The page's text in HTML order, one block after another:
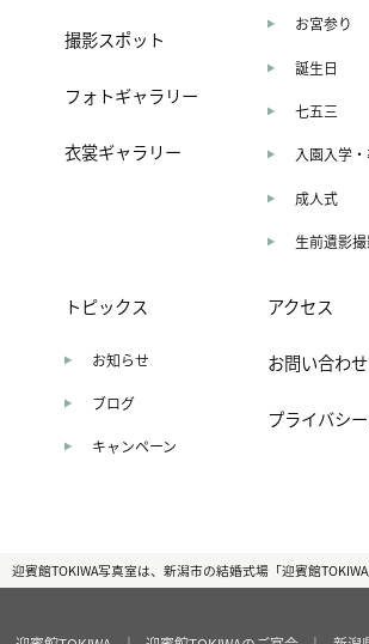
撮影スポット
フォトギャラリー
衣裳ギャラリー
お宮参り
誕生日
七五三
入園入学
成人式
生前遺影
トピックス
お知らせ
ブログ
キャンペーン
アクセス
お問い合わせ
プライバシ
迎賓館TOKIWA写真室は、新潟市の結婚式場「迎賓館